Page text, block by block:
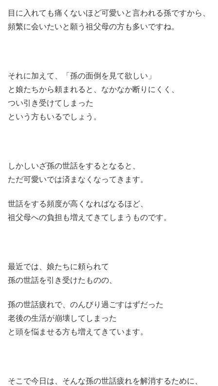
目に入れても痛くないほど可愛いと言われる孫ですから、
頻繁に会いたいと願う祖父母の方も多いですね。
それに加えて、「孫の面倒を見て欲しい」
と娘たちから頼まれると、なかなか断りにくく、
つい引き受けてしまった
という方もいるでしょう。
しかしいざ孫の世話をするとなると、
ただ可愛いでは済まなくなってきます。
世話をする頻度が高くなればなるほど、
祖父母への負担も増えてきてしまうものです。
最近では、娘たちに頼られて
孫の世話を引き受けたものの、
孫の世話疲れで、のんびり過ごすはずだった
老後の生活が崩壊してしまった
と頭を悩ませる方も増えてきています。
そこで今日は、そんな孫の世話疲れを解消するために、